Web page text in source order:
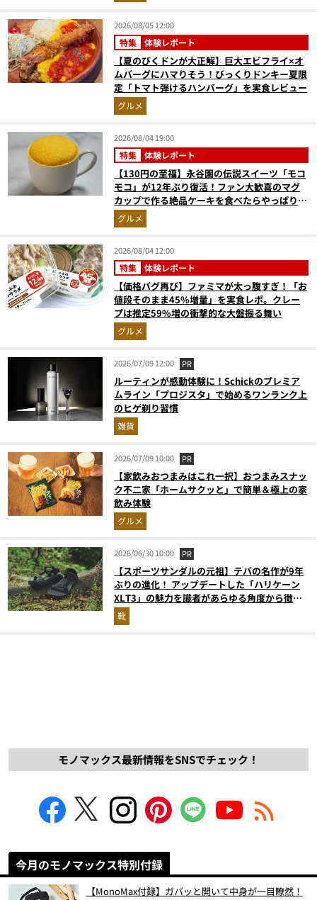
2026/08/05 12:00
特集 体験レポート
【夏のびくドンが大正解】巨大エビフライ×オ
ムバーグにハマりそう！びっくりドンキー夏限
定「トマト弾けるハンバーグ」を実食レビュー
グルメ
2026/08/04 19:00
特集 体験レポート
【130円の至福】永谷園の伝説スイーツ「モコ
モコ」が12年ぶり復活！ファン大歓喜のマグ
カップで作る絶品ケーキを食べたらやっぱり最
高にウマかった
グルメ
2026/08/04 12:00
特集 体験レポート
【価格バグ再び】ファミマが太っ腹すぎ！「お
値段そのまま45%増量」を実食レポ。クレー
プは推定59%増の衝撃的な大盤振る舞い
グルメ
2026/07/09 12:00 PR
ルーティンが感動体験に！Schickのプレミア
ムライン「プロジスタ」で始めるワンランク上
のヒゲ剃り習慣
雑貨
2026/07/09 10:00 PR
【家飲みおつまみはこれ一択】おつまみスナッ
ク不二家「ホームサクッと」で簡単＆極上の家
飲み体験
グルメ
2026/06/30 10:00 PR
【スポーツサンダルの元祖】テバの名作が9年
ぶりの進化！ アップデートした「ハリケーン
XLT3」の魅力を識者があらゆる角度から徹底
解説！
靴
モノマックス最新情報をSNSでチェック！
今月のモノマックス特別付録
【MonoMax付録】ガバッと開いて中身が一目瞭然！